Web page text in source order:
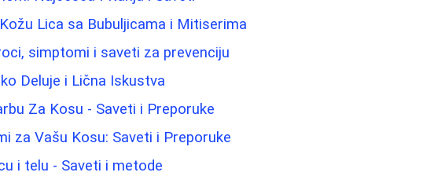
Lica sa Bubuljicama i Mitiserima
simptomi i saveti za prevenciju
Deluje i Lična Iskustva
Za Kosu - Saveti i Preporuke
za Vašu Kosu: Saveti i Preporuke
i telu - Saveti i metode